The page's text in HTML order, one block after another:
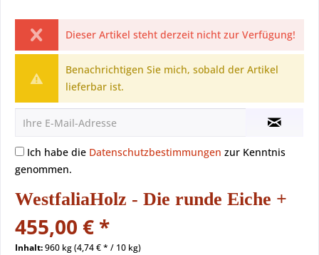
Dieser Artikel steht derzeit nicht zur Verfügung!
Benachrichtigen Sie mich, sobald der Artikel
lieferbar ist.
Ich habe die Datenschutzbestimmungen zur Kenntnis
genommen.
WestfaliaHolz - Die runde Eiche +
455,00 € *
Inhalt:960 kg (4,74 € * / 10 kg)